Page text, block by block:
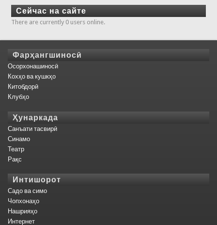
Сейчас на сайте
There are currently 0 users online.
Фарҳангшиносӣ
Осорхонашиносӣ
Кохҳо ва кушкҳо
Китобдорӣ
Клубҳо
Ҳунаркада
Санъати тасвирӣ
Синамо
Театр
Рақс
Интишорот
Садо ва симо
Чопхонаҳо
Нашрияҳо
Интернет